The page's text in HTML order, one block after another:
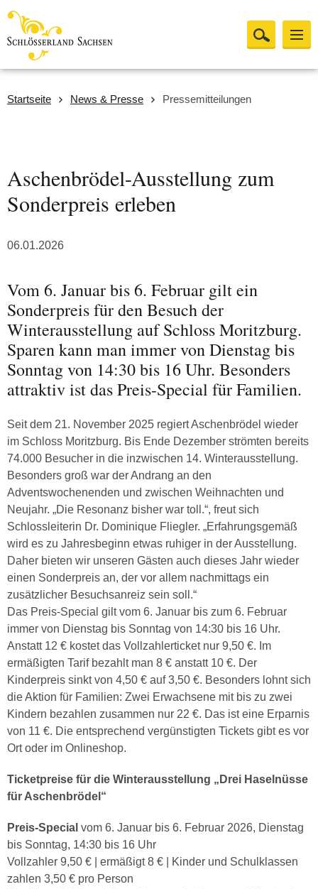
Startseite News & Presse Pressemitteilungen
Aschenbrödel-Ausstellung zum
Sonderpreis erleben
06.01.2026
Vom 6. Januar bis 6. Februar gilt ein
Sonderpreis für den Besuch der
Winterausstellung auf Schloss Moritzburg.
Sparen kann man immer von Dienstag bis
Sonntag von 14:30 bis 16 Uhr. Besonders
attraktiv ist das Preis-Special für Familien.
Seit dem 21. November 2025 regiert Aschenbrödel wieder
im Schloss Moritzburg. Bis Ende Dezember strömten bereits
74.000 Besucher in die inzwischen 14. Winterausstellung.
Besonders groß war der Andrang an den
Adventswochenenden und zwischen Weihnachten und
Neujahr. „Die Resonanz bisher war toll.“, freut sich
Schlossleiterin Dr. Dominique Fliegler. „Erfahrungsgemäß
wird es zu Jahresbeginn etwas ruhiger in der Ausstellung.
Daher bieten wir unseren Gästen auch dieses Jahr wieder
einen Sonderpreis an, der vor allem nachmittags ein
zusätzlicher Besuchsanreiz sein soll.“
Das Preis-Special gilt vom 6. Januar bis zum 6. Februar
immer von Dienstag bis Sonntag von 14:30 bis 16 Uhr.
Anstatt 12 € kostet das Vollzahlerticket nur 9,50 €. Im
ermäßigten Tarif bezahlt man 8 € anstatt 10 €. Der
Kinderpreis sinkt von 4,50 € auf 3,50 €. Besonders lohnt sich
die Aktion für Familien: Zwei Erwachsene mit bis zu zwei
Kindern bezahlen zusammen nur 22 €. Das ist eine Erparnis
von 11 €. Die entsprechend vergünstigten Tickets gibt es vor
Ort oder im Onlineshop.
Ticketpreise für die Winterausstellung „Drei Haselnüsse
für Aschenbrödel“
Preis-Special vom 6. Januar bis 6. Februar 2026, Dienstag
bis Sonntag, 14:30 bis 16 Uhr
Vollzahler 9,50 € | ermäßigt 8 € | Kinder und Schulklassen
zahlen 3,50 € pro Person